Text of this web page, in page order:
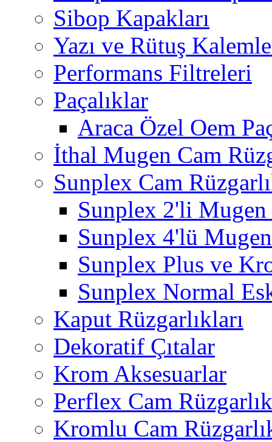
Sibop Kapakları
Yazı ve Rütuş
Performans Filtreleri
Paçalıklar
Araca Özel Oem
İthal Mugen Cam
Sunplex Cam
Sunplex 2'li Mugen
Sunplex 4'lü
Sunplex Plus ve
Sunplex Normal
Kaput Rüzgarlıkları
Dekoratif Çıtalar
Krom Aksesuarlar
Perflex Cam
Kromlu Cam